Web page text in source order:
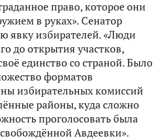
право, которое они
в руках». Сенатор
явку избирателей. «Люди
до открытия участков,
единство со страной. Было
форматов
избирательных комиссий
районы, куда сложно
проголосовать была
Авдеевки».